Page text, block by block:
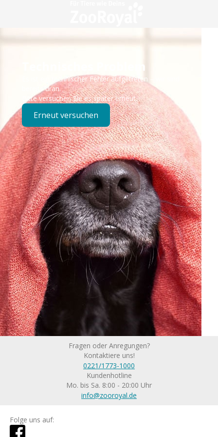
Technisches Problem
Es ist ein technischer Fehler aufgetreten – wir sind
bereits dran.
Bitte versuchen Sie es später erneut.
Erneut versuchen
Fragen oder Anregungen?
Kontaktiere uns!
0221/1773-1000
Kundenhotline
Mo. bis Sa. 8:00 - 20:00 Uhr
info@zooroyal.de
Folge uns auf: